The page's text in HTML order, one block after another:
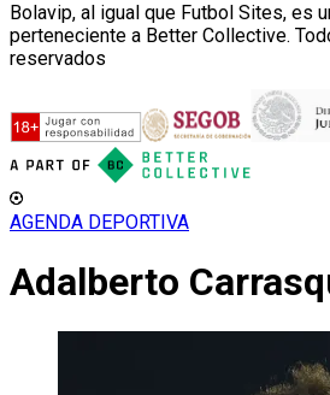
Bolavip, al igual que Futbol Sites, es
perteneciente a Better Collective.
reservados
AGENDA DEPORTIVA
Adalberto